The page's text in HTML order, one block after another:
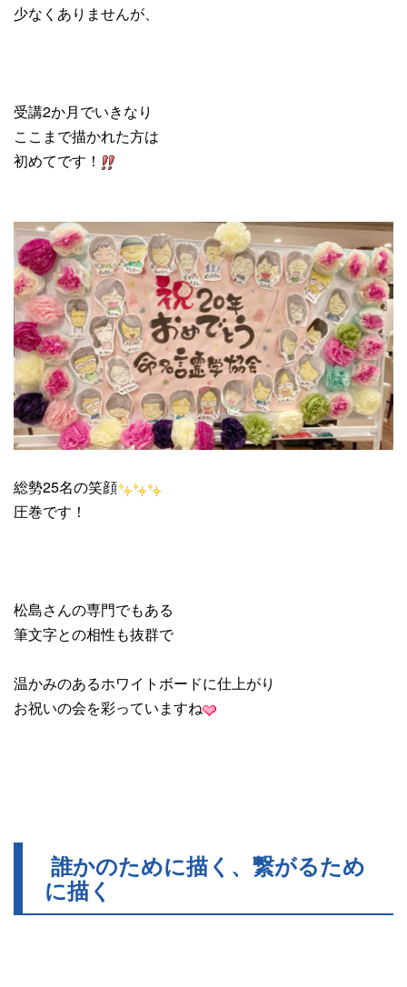
少なくありませんが、
受講2か月でいきなり
ここまで描かれた方は
初めてです！
総勢25名の笑顔
圧巻です！
松島さんの専門でもある
筆文字との相性も抜群で
温かみのあるホワイトボードに仕上がり
お祝いの会を彩っていますね
誰かのために描く、繋がるため
に描く